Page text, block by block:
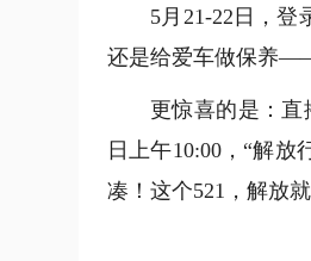
5月21-22日，登
还是给爱车做保养
更惊喜的是：直
日上午10:00，“解
凑！这个521，解放就